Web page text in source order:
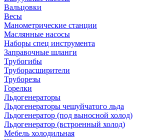
Вальцовки
Весы
Манометрические станции
Маслянные насосы
Наборы спец инструмента
Заправочные шланги
Трубогибы
Труборасширители
Труборезы
Горелки
Льдогенераторы
Льдогенераторы чешуйчатого льда
Льдогенератор (под выносной холод)
Льдогенератор (встроенный холод)
Мебель холодильная